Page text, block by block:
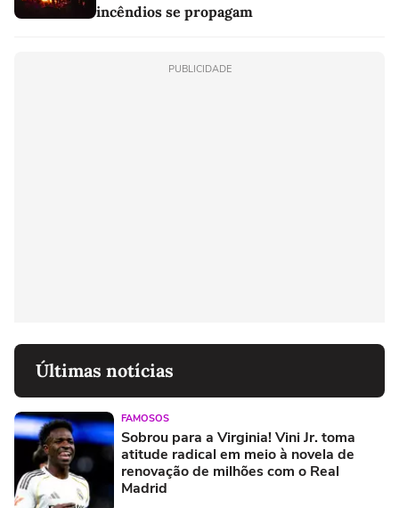
incêndios se propagam
PUBLICIDADE
Últimas notícias
FAMOSOS
Sobrou para a Virginia! Vini Jr. toma
atitude radical em meio à novela de
renovação de milhões com o Real
Madrid